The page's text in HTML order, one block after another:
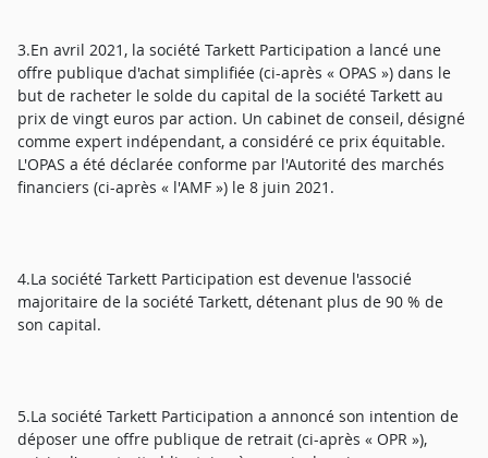
3.En avril 2021, la société Tarkett Participation a lancé une
offre publique d'achat simplifiée (ci-après « OPAS ») dans le
but de racheter le solde du capital de la société Tarkett au
prix de vingt euros par action. Un cabinet de conseil, désigné
comme expert indépendant, a considéré ce prix équitable.
L'OPAS a été déclarée conforme par l'Autorité des marchés
financiers (ci-après « l'AMF ») le 8 juin 2021.
4.La société Tarkett Participation est devenue l'associé
majoritaire de la société Tarkett, détenant plus de 90 % de
son capital.
5.La société Tarkett Participation a annoncé son intention de
déposer une offre publique de retrait (ci-après « OPR »),